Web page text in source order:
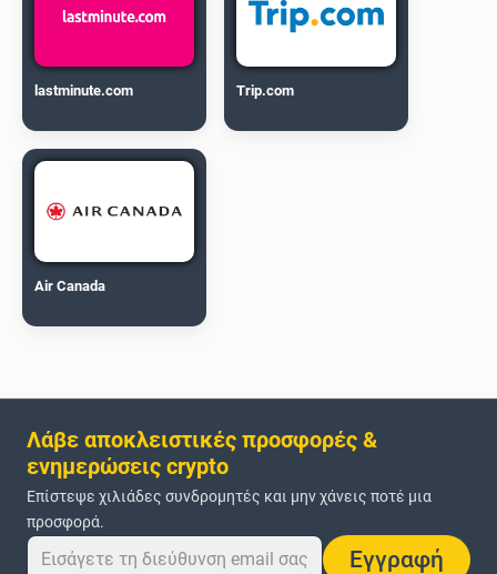
lastminute.com Trip.com
Air Canada
Λάβε αποκλειστικές προσφορές &
ενημερώσεις crypto
Επίστεψε χιλιάδες συνδρομητές και μην χάνεις ποτέ μια
προσφορά.
Εγγραφή